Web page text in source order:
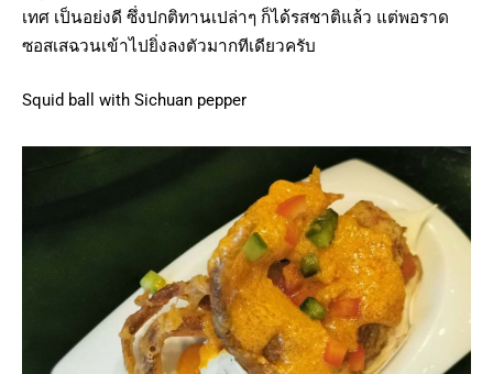
เทศ เป็นอย่งดี ซึ่งปกติทานเปล่าๆ ก็ได้รสชาติแล้ว แต่พอราด
ซอสเสฉวนเข้าไปยิ่งลงตัวมากทีเดียวครับ
Squid ball with Sichuan pepper